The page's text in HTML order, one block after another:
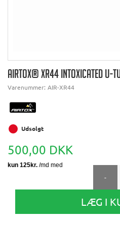
AIRTOX® XR44 INTOXICATED U-
Varenummer: AIR-XR44
Udsolgt
500,00 DKK
-
LÆG I